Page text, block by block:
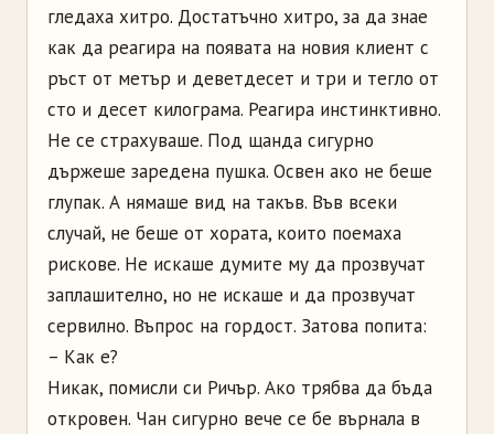
гледаха хитро. Достатъчно хитро, за да знае
как да реагира на появата на новия клиент с
ръст от метър и деветдесет и три и тегло от
сто и десет килограма. Реагира инстинктивно.
Не се страхуваше. Под щанда сигурно
държеше заредена пушка. Освен ако не беше
глупак. А нямаше вид на такъв. Във всеки
случай, не беше от хората, които поемаха
рискове. Не искаше думите му да прозвучат
заплашително, но не искаше и да прозвучат
сервилно. Въпрос на гордост. Затова попита:
– Как е?
Никак, помисли си Ричър. Ако трябва да бъда
откровен. Чан сигурно вече се бе върнала в